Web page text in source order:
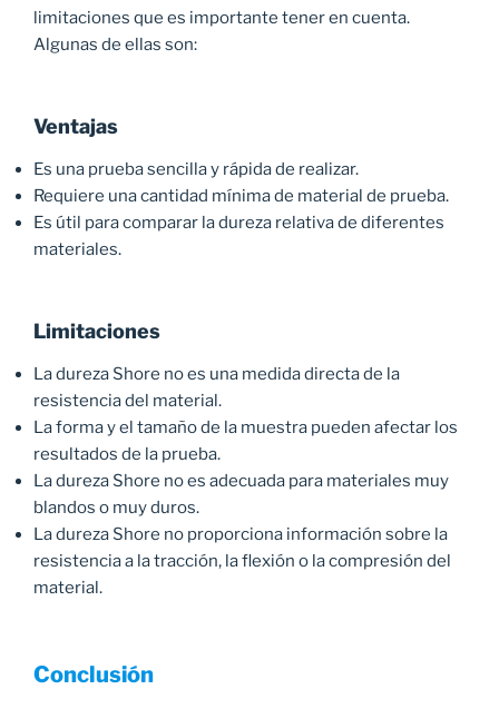
limitaciones que es importante tener en cuenta.
Algunas de ellas son:
Ventajas
Es una prueba sencilla y rápida de realizar.
Requiere una cantidad mínima de material de prueba.
Es útil para comparar la dureza relativa de diferentes
materiales.
Limitaciones
La dureza Shore no es una medida directa de la
resistencia del material.
La forma y el tamaño de la muestra pueden afectar los
resultados de la prueba.
La dureza Shore no es adecuada para materiales muy
blandos o muy duros.
La dureza Shore no proporciona información sobre la
resistencia a la tracción, la flexión o la compresión del
material.
Conclusión